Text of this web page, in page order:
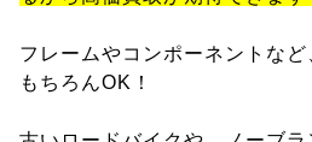
フレームやコンポーネントな
もちろんOK！